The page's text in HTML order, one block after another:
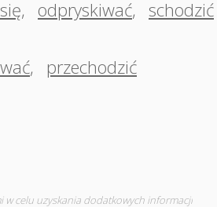
, odpryskiwać, schodzić
, przechodzić
w celu uzyskania dodatkowych informacji